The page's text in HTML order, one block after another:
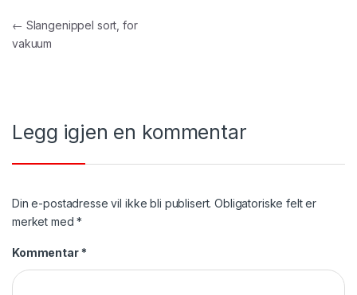
Innleggsnavigasjon
← Slangenippel sort, for
vakuum
Legg igjen en kommentar
Din e-postadresse vil ikke bli publisert. Obligatoriske felt er
merket med*
Kommentar *